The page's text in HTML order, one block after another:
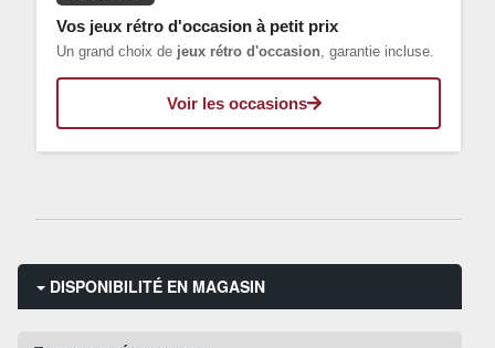
Vos jeux rétro d'occasion à petit prix
Un grand choix de jeux rétro d'occasion , garantie incluse.
Voir les occasions
DISPONIBILITÉ EN MAGASIN